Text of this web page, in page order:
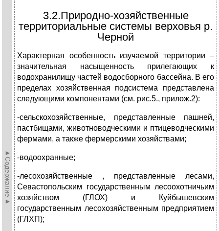
►Содержание►
3.2.Природно-хозяйственные
территориальные системы верховья р.
Черной
Характерная особенность изучаемой территории –
значительная насыщенность прилегающих к
водохранилищу частей водосборного бассейна. В его
пределах хозяйственная подсистема представлена
следующими компонентами (см. рис.5., прилож.2):
-сельскохозяйственные, представленные пашней,
пастбищами, животноводческими и птицеводческими
фермами, а также фермерскими хозяйствами;
-водоохранные;
-лесохозяйственные , представленные лесами,
Севастопольским государственным лесоохотничьим
хозяйством (ГЛОХ) и Куйбышевским
государственным лесохозяйственным предприятием
(ГЛХП);